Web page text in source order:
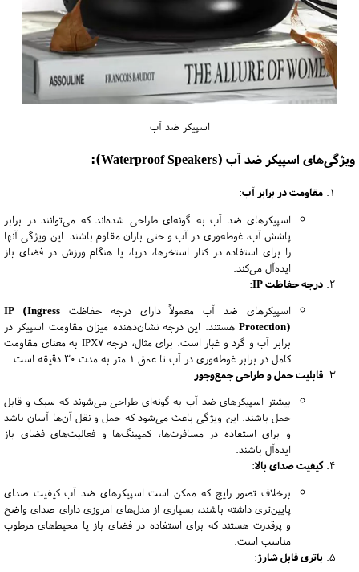
اسپیکر ضد آب
ویژگی‌های اسپیکر ضد آب (Waterproof Speakers):
مقاومت در برابر آب:
اسپیکرهای ضد آب به گونه‌ای طراحی شده‌اند که می‌توانند در برابر
پاشش آب، غوطه‌وری در آب و حتی باران مقاوم باشند. این ویژگی آنها
را برای استفاده در کنار استخرها، دریا، یا هنگام ورزش در فضای باز
ایده‌آل می‌کند.
درجه حفاظت IP
:
اسپیکرهای ضد آب معمولاً دارای درجه حفاظتIP (Ingress
Protection) هستند. این درجه نشان‌دهنده میزان مقاومت اسپیکر در
برابر آب و گرد و غبار است. برای مثال، درجه IPX7 به معنای مقاومت
کامل در برابر غوطه‌وری در آب تا عمق 1 متر به مدت 30 دقیقه است.
قابلیت حمل و طراحی جمع‌وجور :
بیشتر اسپیکرهای ضد آب به گونه‌ای طراحی می‌شوند که سبک و قابل
حمل باشند. این ویژگی باعث می‌شود که حمل و نقل آن‌ها آسان باشد
و برای استفاده در مسافرت‌ها، کمپینگ‌ها و فعالیت‌های فضای باز
ایده‌آل باشند.
کیفیت صدای بالا:
برخلاف تصور رایج که ممکن است اسپیکرهای ضد آب کیفیت صدای
پایین‌تری داشته باشند، بسیاری از مدل‌های امروزی دارای صدای واضح
و پرقدرت هستند که برای استفاده در فضای باز یا محیط‌های مرطوب
مناسب است.
باتری قابل شارژ: